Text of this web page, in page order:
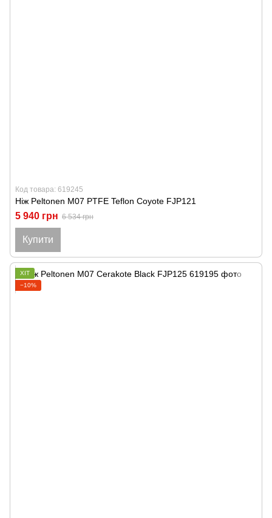
Код товара: 619245
Ніж Peltonen M07 PTFE Teflon Coyote FJP121
5 940 грн 6 534 грн
Купити
ХІТ
−10%